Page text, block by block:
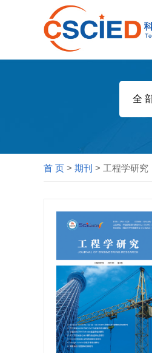
首 页 > 期刊 > 工程学研究